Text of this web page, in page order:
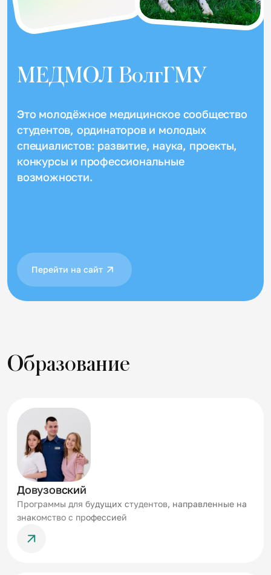
МЕДМОЛ ВолгГМУ
Это молодёжное медицинское сообщество
студентов, ординаторов и молодых
специалистов: развитие, наука, проекты,
конкурсы и профессиональные
возможности.
Перейти на сайт
Образование
Довузовский
Программы для будущих студентов, направленные на
знакомство с профессией